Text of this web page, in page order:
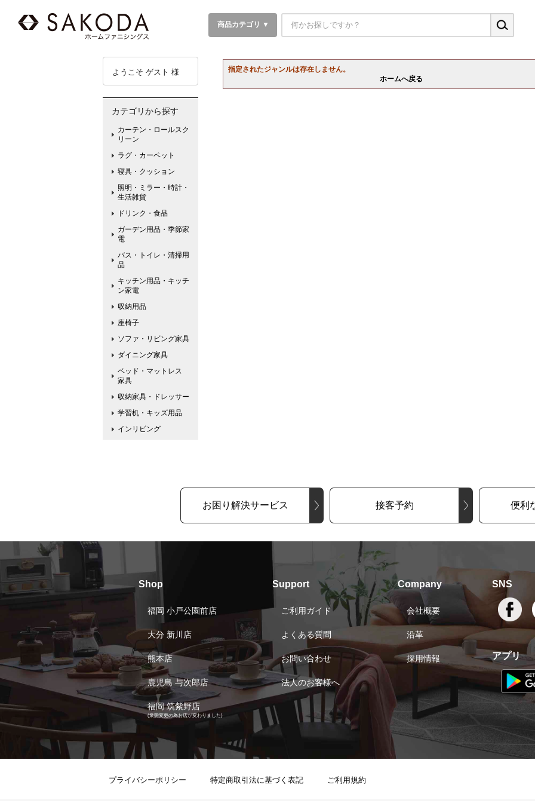
商品カテゴリ ▼
指定されたジャンルは存在しません。
ホームへ戻る
ようこそ ゲスト 様
カテゴリから探す
カーテン・ロールスク
リーン
ラグ・カーペット
寝具・クッション
照明・ミラー・時計・
生活雑貨
ドリンク・食品
ガーデン用品・季節家
電
バス・トイレ・清掃用
品
キッチン用品・キッチ
ン家電
収納用品
座椅子
ソファ・リビング家具
ダイニング家具
ベッド・マットレス
家具
収納家具・ドレッサー
学習机・キッズ用品
インリビング
お困り解決サービス 接客予約 便利
Shop
福岡 小戸公園前店
大分 新川店
熊本店
鹿児島 与次郎店
福岡 筑紫野店
(業態変更の為お店が変わりました)
Support
ご利用ガイド
よくある質問
お問い合わせ
法人のお客様へ
Company
会社概要
沿革
採用情報
SNS
アプリ
プライバシーポリシー 特定商取引法に基づく表記 ご利用規約